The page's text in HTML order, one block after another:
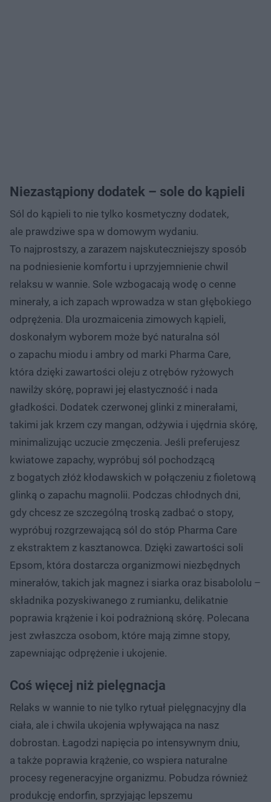
Niezastąpiony dodatek – sole do kąpieli
Sól do kąpieli to nie tylko kosmetyczny dodatek,
ale prawdziwe spa w domowym wydaniu.
To najprostszy, a zarazem najskuteczniejszy sposób
na podniesienie komfortu i uprzyjemnienie chwil
relaksu w wannie. Sole wzbogacają wodę o cenne
minerały, a ich zapach wprowadza w stan głębokiego
odprężenia. Dla urozmaicenia zimowych kąpieli,
doskonałym wyborem może być naturalna sól
o zapachu miodu i ambry od marki Pharma Care,
która dzięki zawartości oleju z otrębów ryżowych
nawilży skórę, poprawi jej elastyczność i nada
gładkości. Dodatek czerwonej glinki z minerałami,
takimi jak krzem czy mangan, odżywia i ujędrnia skórę,
minimalizując uczucie zmęczenia. Jeśli preferujesz
kwiatowe zapachy, wypróbuj sól pochodzącą
z bogatych złóż kłodawskich w połączeniu z fioletową
glinką o zapachu magnolii. Podczas chłodnych dni,
gdy chcesz ze szczególną troską zadbać o stopy,
wypróbuj rozgrzewającą sól do stóp Pharma Care
z ekstraktem z kasztanowca. Dzięki zawartości soli
Epsom, która dostarcza organizmowi niezbędnych
minerałów, takich jak magnez i siarka oraz bisabololu –
składnika pozyskiwanego z rumianku, delikatnie
poprawia krążenie i koi podrażnioną skórę. Polecana
jest zwłaszcza osobom, które mają zimne stopy,
zapewniając odprężenie i ukojenie.
Coś więcej niż pielęgnacja
Relaks w wannie to nie tylko rytuał pielęgnacyjny dla
ciała, ale i chwila ukojenia wpływająca na nasz
dobrostan. Łagodzi napięcia po intensywnym dniu,
a także poprawia krążenie, co wspiera naturalne
procesy regeneracyjne organizmu. Pobudza również
produkcję endorfin, sprzyjając lepszemu